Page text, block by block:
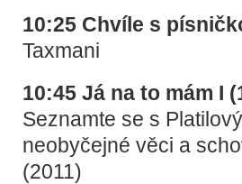
10:25 Chvíle s
Taxmani
10:45 Já na to mám I
Seznamte se s
neobyčejné věci a
(2011)